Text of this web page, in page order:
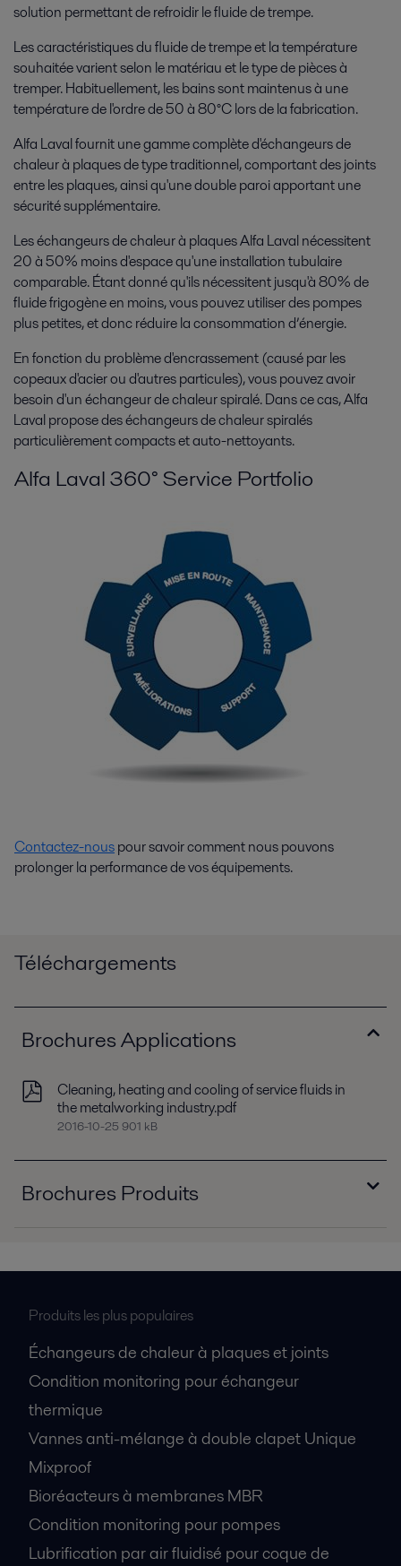
solution permettant de refroidir le fluide de trempe.
Les caractéristiques du fluide de trempe et la température
souhaitée varient selon le matériau et le type de pièces à
tremper. Habituellement, les bains sont maintenus à une
température de l'ordre de 50 à 80°C lors de la fabrication.
Alfa Laval fournit une gamme complète d'échangeurs de
chaleur à plaques de type traditionnel, comportant des joints
entre les plaques, ainsi qu'une double paroi apportant une
sécurité supplémentaire.
Les échangeurs de chaleur à plaques Alfa Laval nécessitent
20 à 50% moins d'espace qu'une installation tubulaire
comparable. Étant donné qu'ils nécessitent jusqu'à 80% de
fluide frigogène en moins, vous pouvez utiliser des pompes
plus petites, et donc réduire la consommation d’énergie.
En fonction du problème d'encrassement (causé par les
copeaux d'acier ou d'autres particules), vous pouvez avoir
besoin d'un échangeur de chaleur spiralé. Dans ce cas, Alfa
Laval propose des échangeurs de chaleur spiralés
particulièrement compacts et auto-nettoyants.
Alfa Laval 360° Service Portfolio
Contactez-nouspour savoir comment nous pouvons
prolonger la performance de vos équipements.
Téléchargements
Brochures Applications
Cleaning, heating and cooling of service fluids in
the metalworking industry.pdf
2016-10-25 901 kB
Brochures Produits
Produits les plus populaires
Échangeurs de chaleur à plaques et joints
Condition monitoring pour échangeur
thermique
Vannes anti-mélange à double clapet Unique
Mixproof
Bioréacteurs à membranes MBR
Condition monitoring pour pompes
Lubrification par air fluidisé pour coque de